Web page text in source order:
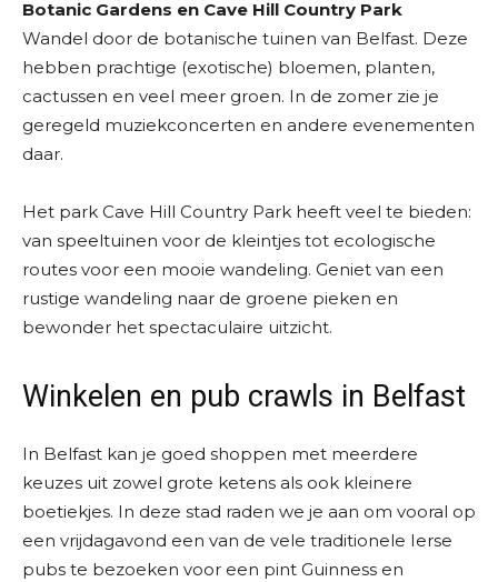
Botanic Gardens en Cave Hill Country Park
Wandel door de botanische tuinen van Belfast. Deze
hebben prachtige (exotische) bloemen, planten,
cactussen en veel meer groen. In de zomer zie je
geregeld muziekconcerten en andere evenementen
daar.
Het park Cave Hill Country Park heeft veel te bieden:
van speeltuinen voor de kleintjes tot ecologische
routes voor een mooie wandeling. Geniet van een
rustige wandeling naar de groene pieken en
bewonder het spectaculaire uitzicht.
Winkelen en pub crawls in Belfast
In Belfast kan je goed shoppen met meerdere
keuzes uit zowel grote ketens als ook kleinere
boetiekjes. In deze stad raden we je aan om vooral op
een vrijdagavond een van de vele traditionele Ierse
pubs te bezoeken voor een pint Guinness en